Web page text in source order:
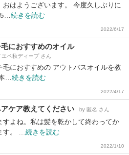
おはようございます。 今度久しぶりに
続きを読む
2022/6/17
におすすめのオイル
ベ秋ディープ さん
におすすめの アウトバスオイルを教
… 続きを読む
2022/4/17
ケア教えてください by 匿名 さん
すよね。私は髪を乾かして終わってか
す。 … 続きを読む
2022/1/10